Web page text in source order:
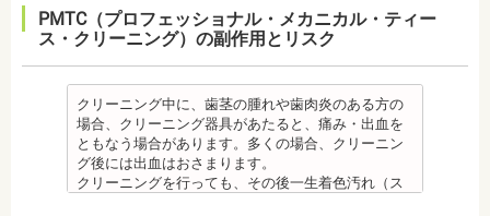
の場合は、鎮痛剤、吐き気止め等、歯科医師の指示
のもと服用してください。
・治療の経過と治療後の見た目に個人差が大きくあ
らわれる治療です。また、歯科医師との見解の相違
も起こりえます。歯科医師とよくご相談ください。
・矯正力が強すぎると、歯の根が短くなる「歯根吸
収」が起こるリスクが高くなります。
・歯や骨の状態、歯の動きを妨げる癖があった場
合、虫歯や歯周病の発生など、治療計画よりも治療
期間が長くなる場合があります。
す。
・矯正終了して数か月から数年経過するとかみ合わ
せが悪くなる可能性があります。かみ合わせが悪く
なると、咀嚼障害、頭痛、肩こりを招く事がありま
す。
また、かみ合わせのバランスが崩れることで、口が
大きく開かない、食事を噛むときに痛みが出る顎関
節症を発症する場合があります。他にも自律神経失
調症になることもあります。かみ合わせが原因の場
合は、かみ合わせの治療を行います。 その他
ッ素塗布など、歯科医院でのケアも予防に役立ちま
す。
・矯正中は、虫歯や歯周病の治療が行えないため矯
病の治療を行う必要もあります。
治療終了後
・矯正終了後に噛み合わせが悪くなる可能性があり
ます。
噛み合わせが悪くなると、咀嚼障害、頭痛、肩こり
囲炎という病気にかかる可能性があります。インプ
ラントの機能をより長く維持するために、定期検診
異なり保険適用外となります。
・インプラント治療は、お子様、妊婦の方は受けら
れません。骨の成長途中になるお子様は、インプラ
ント治療はできません。痛み止め、抗生物質等を治
療に使用するため妊娠中、妊娠の可能性のある方、
授乳中の方は、インプラント治療はお控えくださ
はなく、デメリットもあるため、検討される方は、
歯科医師と十分に相談しましょう。
【プロフィール】
日本大学歯学部卒業
日本大学歯学部口腔外科第２講座大学院卒業
歯学博士（口腔外科学）
日本大学歯学部非常勤講師
社会福祉法人富士白苑理事
・歯のクリーニングは、歯科医院によって「クリー
ニング」と書いているところと「PMTC」と書いてい
るところがあります。PMTCは専用の機器が用いられ
るのに対し、クリーニングは歯科医院によっては歯
石を落とすスケーリングの場合や、PMTCの場合もあ
るので、事前に内容を確認されるとよいでしょう。
監修医情報 医療法人社団日坂会 理事長 日坂充
宏先生
【プロフィール】
PMTC（プロフェッショナル・メカニカル・ティー
ス・クリーニング）の副作用とリスク
クリーニング中に、歯茎の腫れや歯肉炎のある方の
場合、クリーニング器具があたると、痛み・出血を
ともなう場合があります。多くの場合、クリーニン
グ後には出血はおさまります。
クリーニングを行っても、その後一生着色汚れ（ス